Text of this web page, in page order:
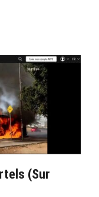
(sur